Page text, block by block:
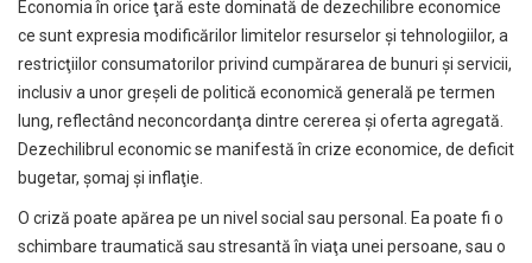
Economia în orice ţară este dominată de dezechilibre economice
ce sunt expresia modificărilor limitelor resurselor şi tehnologiilor, a
restricţiilor consumatorilor privind cumpărarea de bunuri şi servicii,
inclusiv a unor greşeli de politică economică generală pe termen
lung, reflectând neconcordanţa dintre cererea şi oferta agregată.
Dezechilibrul economic se manifestă în crize economice, de deficit
bugetar, şomaj şi inflaţie.
O criză poate apărea pe un nivel social sau personal. Ea poate fi o
schimbare traumatică sau stresantă în viaţa unei persoane, sau o